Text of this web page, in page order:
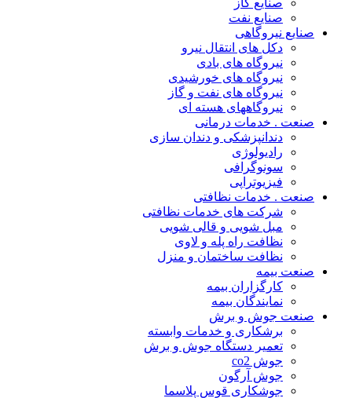
صنایع نفت
صنایع نیروگاهی
دکل های انتقال نیرو
نیروگاه های بادی
نیروگاه های خورشیدی
نیروگاه های نفت و گاز
نیروگاههای هسته ای
صنعت . خدمات درمانی
دندانپزشکی و دندان سازی
رادیولوژی
سونوگرافی
فیزیوتراپی
صنعت . خدمات نظافتی
شرکت های خدمات نظافتی
مبل شویی و قالی شویی
نظافت راه پله و لاوی
نظافت ساختمان و منزل
صنعت بیمه
کارگزاران بیمه
نمایندگان بیمه
صنعت جوش و برش
برشکاری و خدمات وابسته
تعمیر دستگاه جوش و برش
جوش co2
جوش آرگون
جوشکاری قوس پلاسما